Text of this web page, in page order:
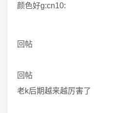
颜色好g:cn10:
回帖
回帖
老k后期越来越厉害了